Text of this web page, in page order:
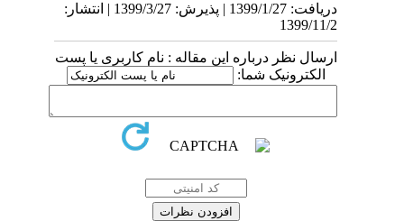
دریافت: 1399/1/27 | پذیرش: 1399/3/27 | انتشار:
1399/11/2
ارسال نظر درباره این مقاله : نام کاربری یا پست
الکترونیک شما: